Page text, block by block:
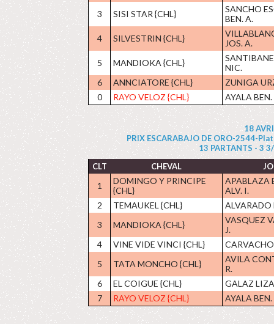
3
SISI STAR {CHL}
SANCHO
BEN. A.
4
SILVESTRIN {CHL}
JOS. A.
5
MANDIOKA {CHL}
NIC.
6
ANNCIATORE {CHL}
ZUNIGA
0
RAYO VELOZ {CHL} AYALA BEN.
18
PRIX ESCARABAJO DE ORO-2544-
13 PARTANTS - 3
CLT
CHEVAL
1
DOMINGO Y PRINCIPE
{CHL}
APABLAZA
ALV. I.
2
TEMAUKEL {CHL}
ALVARADO
3
MANDIOKA {CHL}
VASQUEZ
J.
4
VINE VIDE VINCI {CHL}
5
TATA MONCHO {CHL}
AVILA
R.
6
EL COIGUE {CHL}
GALAZ
7
RAYO VELOZ {CHL} AYALA BEN.